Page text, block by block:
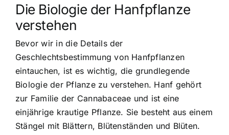
Die Biologie der Hanfpflanze
verstehen
Bevor wir in die Details der
Geschlechtsbestimmung von Hanfpflanzen
eintauchen, ist es wichtig, die grundlegende
Biologie der Pflanze zu verstehen. Hanf gehört
zur Familie der Cannabaceae und ist eine
einjährige krautige Pflanze. Sie besteht aus einem
Stängel mit Blättern, Blütenständen und Blüten.